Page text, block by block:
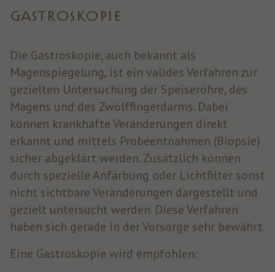
GASTROSKOPIE
Die Gastroskopie, auch bekannt als
Magenspiegelung, ist ein valides Verfahren zur
gezielten Untersuchung der Speiseröhre, des
Magens und des Zwölffingerdarms. Dabei
können krankhafte Veränderungen direkt
erkannt und mittels Probeentnahmen (Biopsie)
sicher abgeklärt werden. Zusätzlich können
durch spezielle Anfärbung oder Lichtfilter sonst
nicht sichtbare Veränderungen dargestellt und
gezielt untersucht werden. Diese Verfahren
haben sich gerade in der Vorsorge sehr bewährt.
Eine Gastroskopie wird empfohlen: